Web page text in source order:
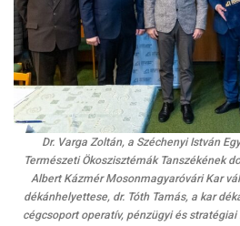
Dr. Varga Zoltán, a Széchenyi István
Természeti Ökoszisztémák Tanszékének
Albert Kázmér Mosonmagyaróvári Kar
dékánhelyettese, dr. Tóth Tamás, a kar
cégcsoport operatív, pénzügyi és